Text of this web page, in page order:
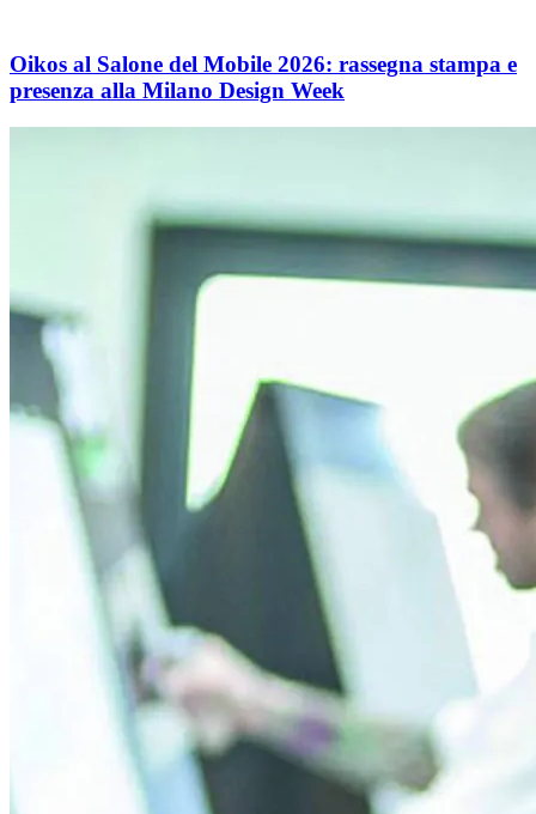
Oikos al Salone del Mobile 2026: rassegna stampa e
presenza alla Milano Design Week